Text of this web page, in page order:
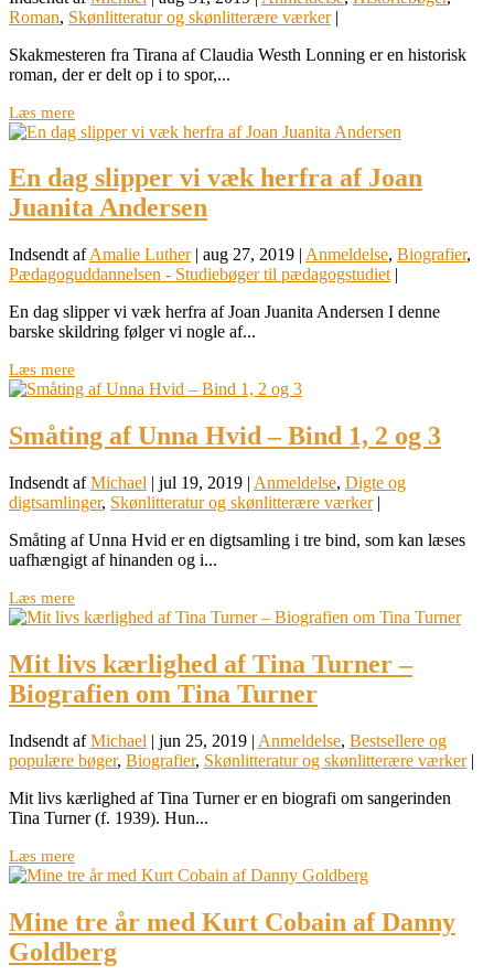
Roman, Skønlitteratur og skønlitterære værker|
Skakmesteren fra Tirana af Claudia Westh Lonning er en historisk
roman, der er delt op i to spor,...
Læs mere
En dag slipper vi væk herfra af Joan
Juanita Andersen
Indsendt afAmalie Luther| aug 27, 2019 | Anmeldelse, Biografier,
Pædagoguddannelsen - Studiebøger til pædagogstudiet |
En dag slipper vi væk herfra af Joan Juanita Andersen I denne
barske skildring følger vi nogle af...
Læs mere
Småting af Unna Hvid – Bind 1, 2 og 3
Indsendt afMichael | jul 19, 2019 | Anmeldelse, Digte og
digtsamlinger, Skønlitteratur og skønlitterære værker|
Småting af Unna Hvid er en digtsamling i tre bind, som kan læses
uafhængigt af hinanden og i...
Læs mere
Mit livs kærlighed af Tina Turner –
Biografien om Tina Turner
Indsendt afMichael | jun 25, 2019 | Anmeldelse, Bestsellere og
populære bøger, Biografier, Skønlitteratur og skønlitterære værker|
Mit livs kærlighed af Tina Turner er en biografi om sangerinden
Tina Turner (f. 1939). Hun...
Læs mere
Mine tre år med Kurt Cobain af Danny
Goldberg